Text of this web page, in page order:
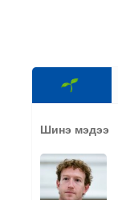
Шинэ мэдээ